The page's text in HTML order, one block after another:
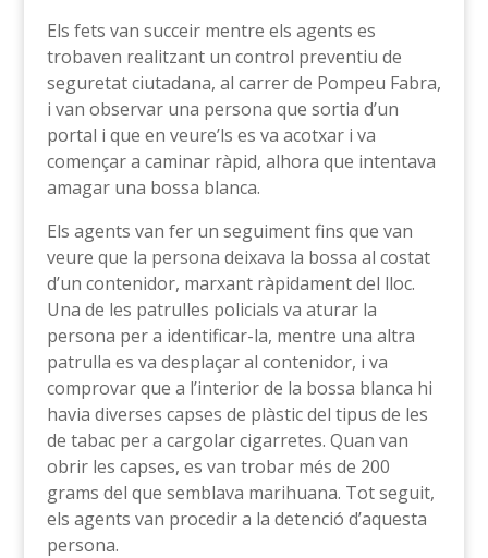
Els fets van succeir mentre els agents es
trobaven realitzant un control preventiu de
seguretat ciutadana, al carrer de Pompeu Fabra,
i van observar una persona que sortia d’un
portal i que en veure’ls es va acotxar i va
començar a caminar ràpid, alhora que intentava
amagar una bossa blanca.
Els agents van fer un seguiment fins que van
veure que la persona deixava la bossa al costat
d’un contenidor, marxant ràpidament del lloc.
Una de les patrulles policials va aturar la
persona per a identificar-la, mentre una altra
patrulla es va desplaçar al contenidor, i va
comprovar que a l’interior de la bossa blanca hi
havia diverses capses de plàstic del tipus de les
de tabac per a cargolar cigarretes. Quan van
obrir les capses, es van trobar més de 200
grams del que semblava marihuana. Tot seguit,
els agents van procedir a la detenció d’aquesta
persona.